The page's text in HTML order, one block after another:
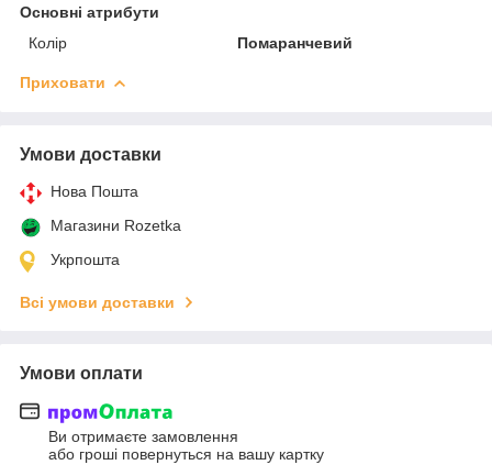
Основні атрибути
Колір
Помаранчевий
Приховати
Умови доставки
Нова Пошта
Магазини Rozetka
Укрпошта
Всі умови доставки
Умови оплати
Ви отримаєте замовлення
або гроші повернуться на вашу картку